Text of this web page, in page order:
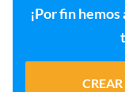
¡Por fin